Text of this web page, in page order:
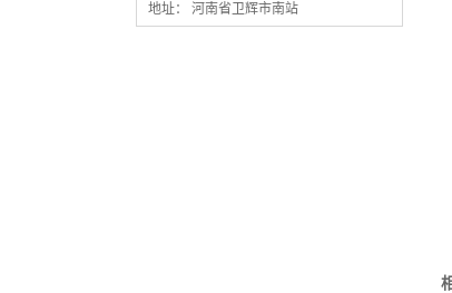
地址： 河南省卫辉市南站